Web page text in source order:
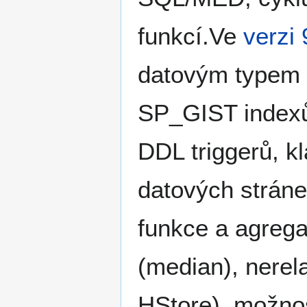
funkcí.Ve verzi
datovým
SP_GIST
DDL triggerů,
datových
funkce a
(median),